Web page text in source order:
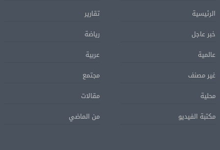
الرئيسية
تقارير
خبر عاجل
رياضة
عالمية
عربية
غير مصنف
مجتمع
محلية
مقالات
مكتبة الفيديو
من الماضي